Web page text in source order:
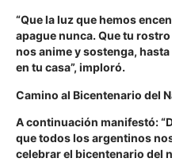
“Que la luz que hemos
apague nunca. Que tu
nos anime y sostenga,
en tu casa”, imploró.
Camino al Bicentenario del
A continuación manifestó:
que todos los argentinos
celebrar el bicentenario del